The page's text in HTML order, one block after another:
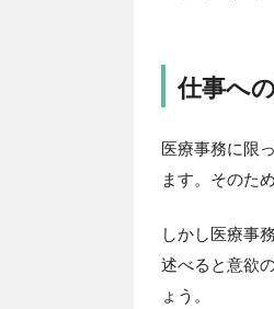
仕事へ
医療事務に限
ます。そのた
しかし医療事
述べると意欲
ょう。